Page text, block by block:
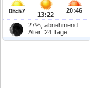
05:57 13:22
20:46
27%, abnehmend
Alter: 24 Tage